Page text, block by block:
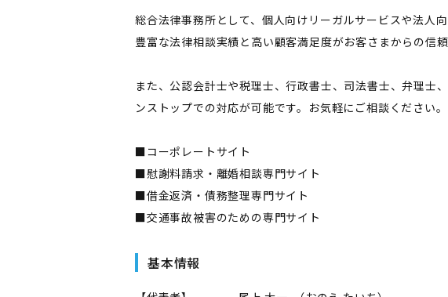
総合法律事務所として、個人向けリーガルサービスや法人
豊富な法律相談実績と高い顧客満足度がお客さまからの信頼
また、公認会計士や税理士、行政書士、司法書士、弁理士
ンストップでの対応が可能です。お気軽にご相談ください。
■コーポレートサイト
■慰謝料請求・離婚相談専門サイト
■借金返済・債務整理専門サイト
■交通事故被害のための専門サイト
基本情報